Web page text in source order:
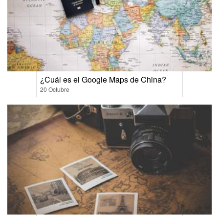
¿Cuál es el Google Maps de China?
20 Octubre